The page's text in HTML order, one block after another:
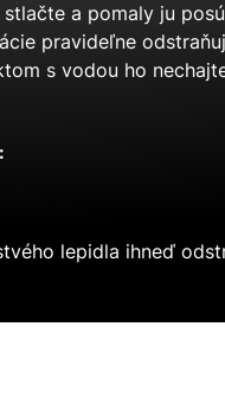
stlačte a pomaly ju
pravideľne
s vodou ho
lepidla ihneď